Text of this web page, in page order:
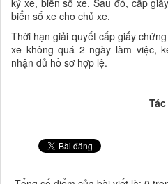
biển số xe cho chủ xe.
Thời hạn giải quyết cấp giấy
xe không quá 2 ngày làm việc,
nhận đủ hồ sơ hợp lệ.